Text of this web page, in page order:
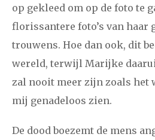
2010
december
februari maart april mei
september oktober
op gekleed om op de foto te
florissantere foto’s van haar
trouwens. Hoe dan ook, dit
wereld, terwijl Marijke
zal nooit meer zijn zoals het
mij genadeloos zien.
De dood boezemt de mens